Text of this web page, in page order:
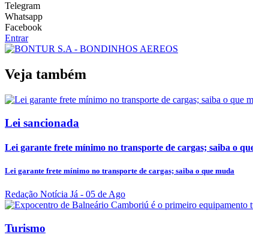
Telegram
Whatsapp
Facebook
Entrar
Veja também
Lei sancionada
Lei garante frete mínimo no transporte de cargas; saiba o
Lei garante frete mínimo no transporte de cargas; saiba o que muda
Redação Notícia Já - 05 de Ago
Turismo